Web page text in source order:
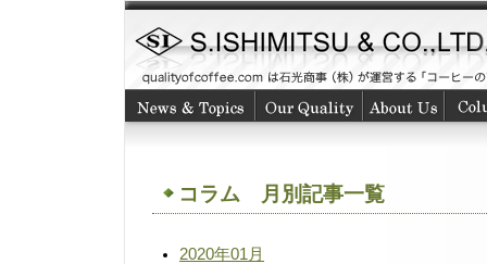
コラム 月別記事一覧
2020年01月